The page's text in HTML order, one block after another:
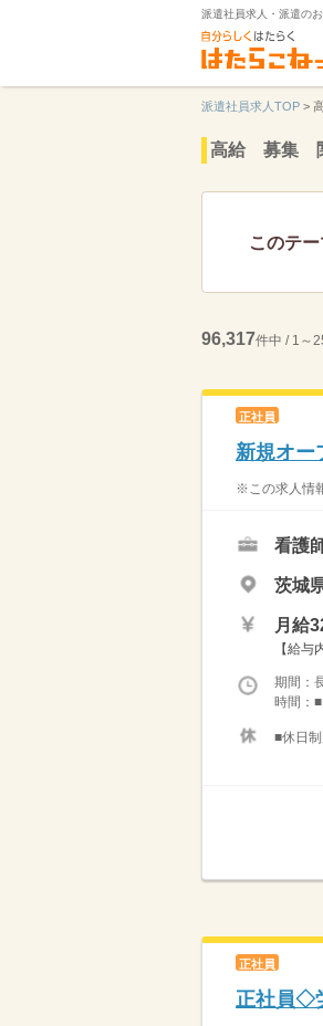
派遣社員求人・派遣の
派遣社員求人TOP >
高給 募集
このテ
96,317件中 / 1～
正社員
新規オー
※この求人情
看護
茨城
月給
【給
期間
時間：
■休日
正社員
正社員◇